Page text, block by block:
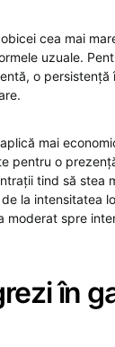
cea mai
uzuale.
o persistență
mai
pentru o
tind să stea
la intensitatea
moderat spre
în